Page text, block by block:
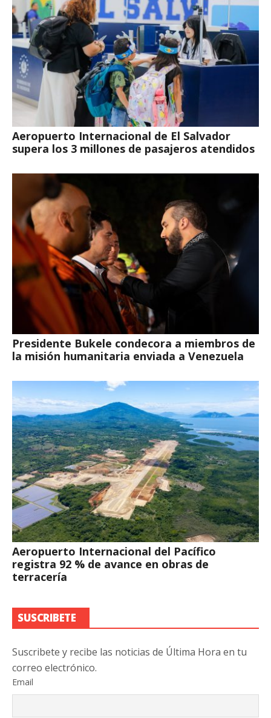
Aeropuerto Internacional de El Salvador
supera los 3 millones de pasajeros atendidos
Presidente Bukele condecora a miembros de
la misión humanitaria enviada a Venezuela
Aeropuerto Internacional del Pacífico
registra 92 % de avance en obras de
terracería
SUSCRIBETE
Suscribete y recibe las noticias de Última Hora en tu
correo electrónico.
Email